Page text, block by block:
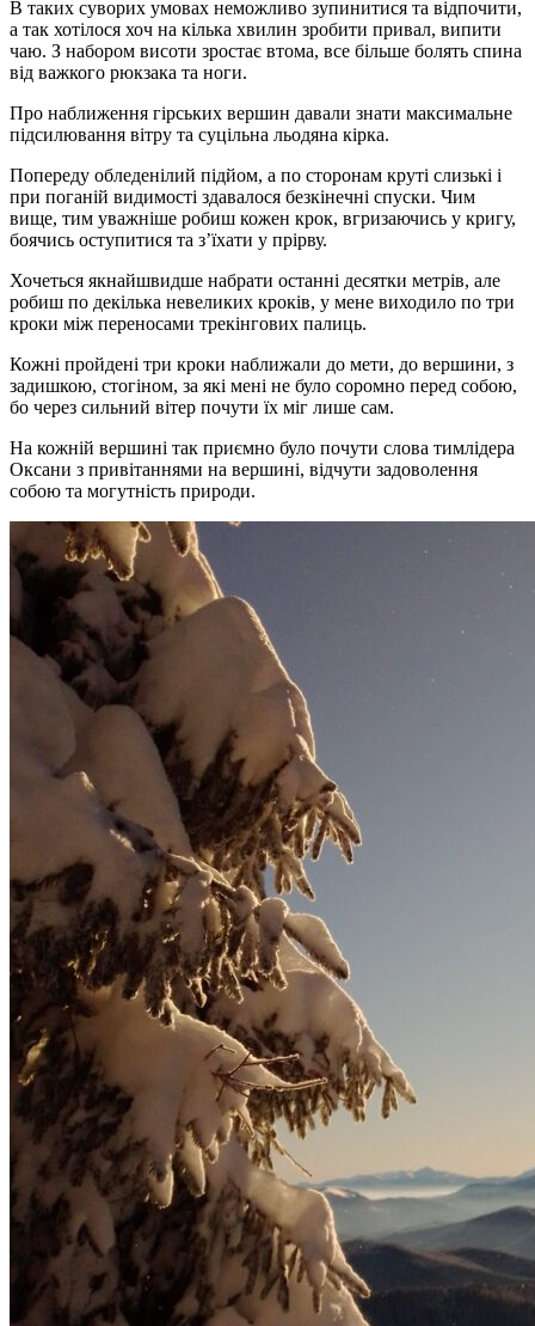
В таких суворих умовах неможливо зупинитися та відпочити,
а так хотілося хоч на кілька хвилин зробити привал, випити
чаю. З набором висоти зростає втома, все більше болять спина
від важкого рюкзака та ноги.
Про наближення гірських вершин давали знати максимальне
підсилювання вітру та суцільна льодяна кірка.
Попереду обледенілий підйом, а по сторонам круті слизькі і
при поганій видимості здавалося безкінечні спуски. Чим
вище, тим уважніше робиш кожен крок, вгризаючись у кригу,
боячись оступитися та з’їхати у прірву.
Хочеться якнайшвидше набрати останні десятки метрів, але
робиш по декілька невеликих кроків, у мене виходило по три
кроки між переносами трекінгових палиць.
Кожні пройдені три кроки наближали до мети, до вершини, з
задишкою, стогіном, за які мені не було соромно перед собою,
бо через сильний вітер почути їх міг лише сам.
На кожній вершині так приємно було почути слова тимлідера
Оксани з привітаннями на вершині, відчути задоволення
собою та могутність природи.